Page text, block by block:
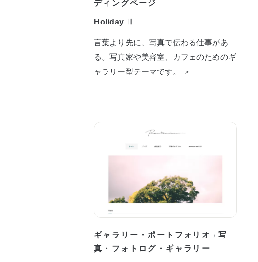
ディングページ
Holiday Ⅱ
言葉より先に、写真で伝わる仕事があ
る。写真家や美容室、カフェのためのギ
ャラリー型テーマです。 ＞
ギャラリー・ポートフォリオ /写
真・フォトログ・ギャラリー